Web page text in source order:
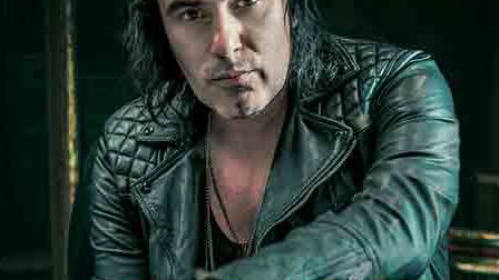
AGENDA
BIOGRAFIA
DISCOGRAFIA
FOTOS
VÍDEOS
CONTATOS